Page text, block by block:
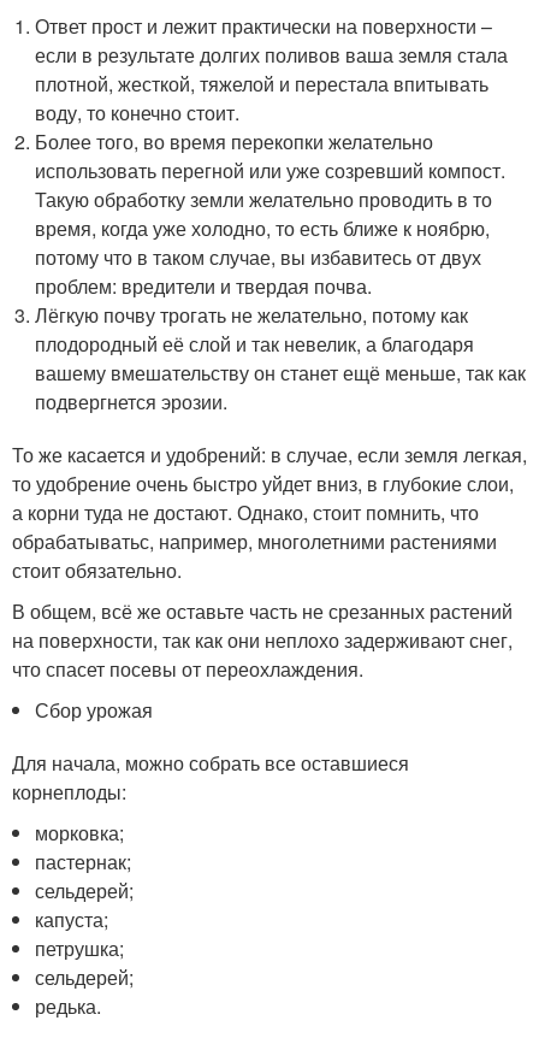
Ответ прост и лежит практически на поверхности –
если в результате долгих поливов ваша земля стала
плотной, жесткой, тяжелой и перестала впитывать
воду, то конечно стоит.
Более того, во время перекопки желательно
использовать перегной или уже созревший компост.
Такую обработку земли желательно проводить в то
время, когда уже холодно, то есть ближе к ноябрю,
потому что в таком случае, вы избавитесь от двух
проблем: вредители и твердая почва.
Лёгкую почву трогать не желательно, потому как
плодородный её слой и так невелик, а благодаря
вашему вмешательству он станет ещё меньше, так как
подвергнется эрозии.
То же касается и удобрений: в случае, если земля легкая,
то удобрение очень быстро уйдет вниз, в глубокие слои,
а корни туда не достают. Однако, стоит помнить, что
обрабатыватьс, например, многолетними растениями
стоит обязательно.
В общем, всё же оставьте часть не срезанных растений
на поверхности, так как они неплохо задерживают снег,
что спасет посевы от переохлаждения.
Сбор урожая
Для начала, можно собрать все оставшиеся
корнеплоды:
морковка;
пастернак;
сельдерей;
капуста;
петрушка;
сельдерей;
редька.